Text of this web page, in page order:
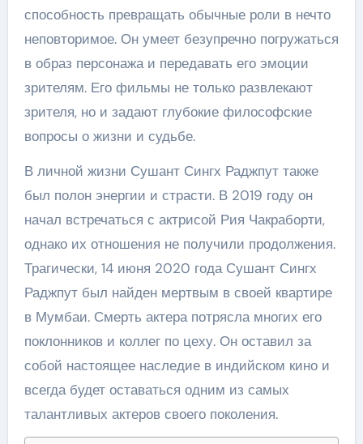
способность превращать обычные роли в нечто
неповторимое. Он умеет безупречно погружаться
в образ персонажа и передавать его эмоции
зрителям. Его фильмы не только развлекают
зрителя, но и задают глубокие философские
вопросы о жизни и судьбе.
В личной жизни Сушант Сингх Раджпут также
был полон энергии и страсти. В 2019 году он
начал встречаться с актрисой Рия Чакраборти,
однако их отношения не получили продолжения.
Трагически, 14 июня 2020 года Сушант Сингх
Раджпут был найден мертвым в своей квартире
в Мумбаи. Смерть актера потрясла многих его
поклонников и коллег по цеху. Он оставил за
собой настоящее наследие в индийском кино и
всегда будет оставаться одним из самых
талантливых актеров своего поколения.